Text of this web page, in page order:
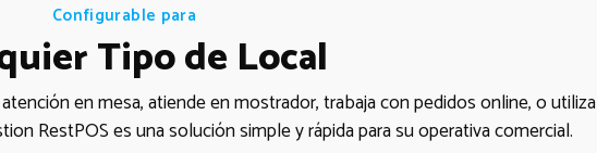
Configurable para
Tipo de Local
en mesa, atiende en mostrador, trabaja con pedidos online, o utiliza
RestPOS es una solución simple y rápida para su operativa comercial.